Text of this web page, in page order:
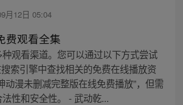
月12日 05:04
费观看全集
观看渠道。您可以通过以下方式尝试
索引擎中查找相关的免费在线播放资
动漫未删减完整版在线免费播放”，但需
性和安全性。 - 武动乾...